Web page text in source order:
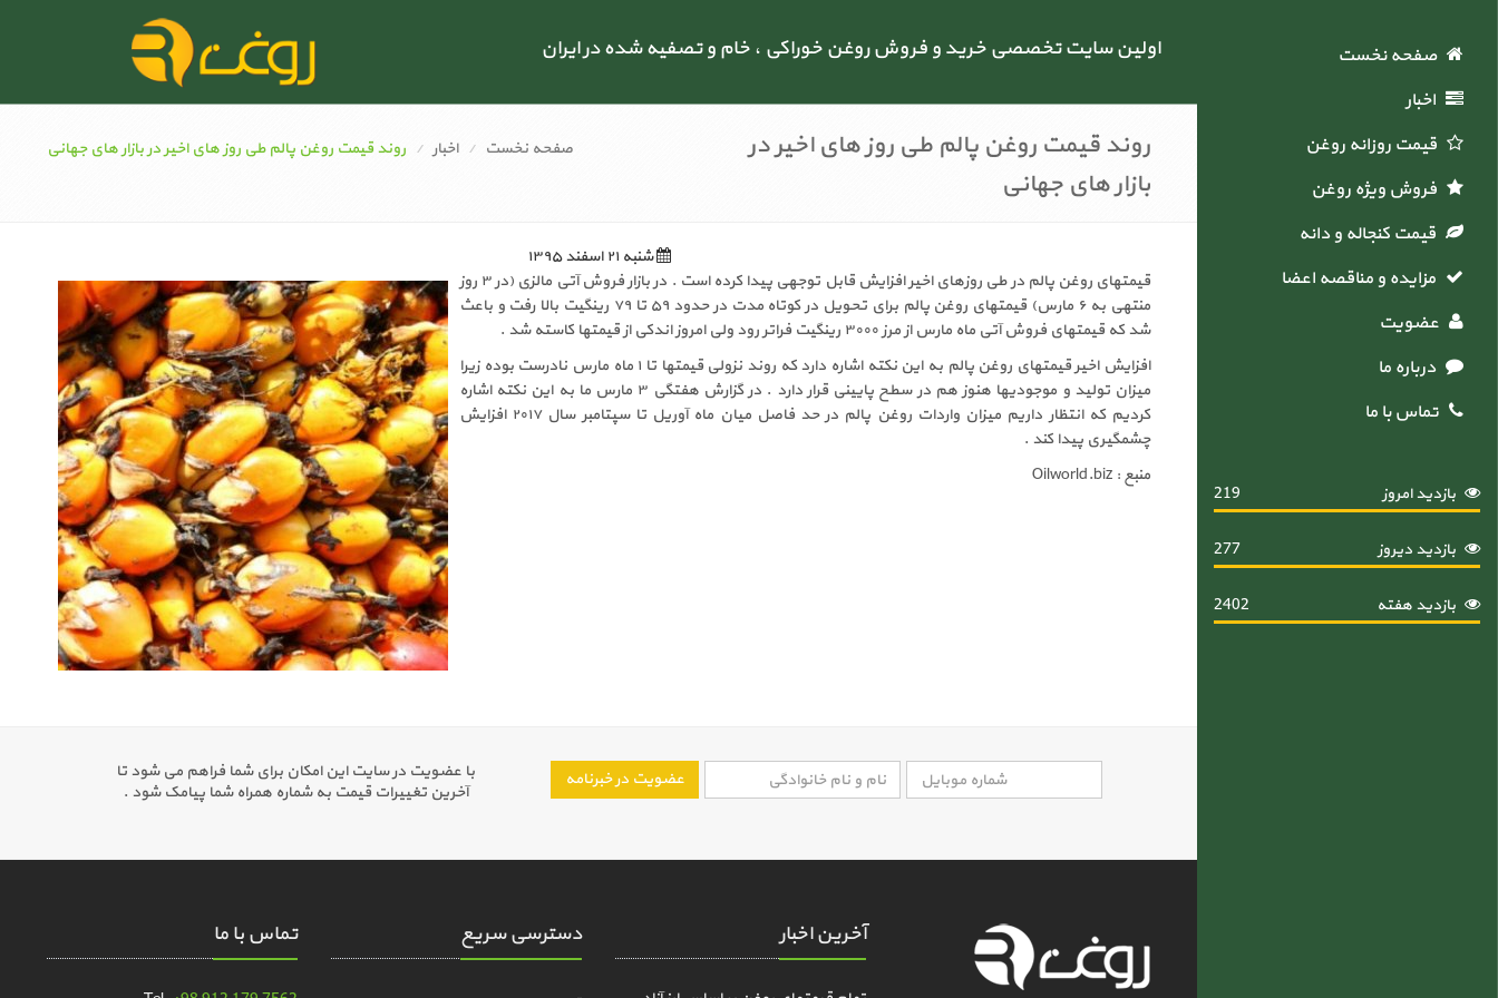
اولین سایت تخصصی خرید و فروش روغن خوراکی ، خام و تصفیه شده در ایران
صفحه نخست
اخبار
قیمت روزانه روغن
فروش ویژه روغن
قیمت کنجاله و دانه
مزایده و مناقصه اعضاء
عضویت
درباره ما
تماس با ما
بازدید امروز 219
بازدید دیروز 277
بازدید هفته 2402
روند قیمت روغن پالم طی روز های اخیر در
بازار های جهانی
صفحه نخست اخبار روند قیمت روغن پالم طی روز های اخیر در بازار های جهانی
شنبه ۲۱ اسفند ۱۳۹۵
قیمتهای روغن پالم در طی روزهای اخیر افزایش قابل توجهی پیدا کرده است . در بازار فروش آتی مالزی (در ۳ روز
منتهی به ۶ مارس) قیمتهای روغن پالم برای تحویل در کوتاه مدت در حدود ۵۹ تا ۷۹ رینگیت بالا رفت و باعث
شد که قیمتهای فروش آتی ماه مارس از مرز ۳۰۰۰ رینگیت فراتر رود ولی امروز اندکی از قیمتها کاسته شد .
افزایش اخیر قیمتهای روغن پالم به این نکته اشاره دارد که روند نزولی قیمتها تا ۱ ماه مارس نادرست بوده زیرا
میزان تولید و موجودیها هنوز هم در سطح پایینی قرار دارد . در گزارش هفتگی ۳ مارس ما به این نکته اشاره
کردیم که انتظار داریم میزان واردات روغن پالم در حد فاصل میان ماه آوریل تا سپتامبر سال ۲۰۱۷ افزایش
چشمگیری پیدا کند .
منبع : Oilworld.biz
عضویت در خبرنامه
با عضویت در سایت این امکان برای شما فراهم می شود تا
آخرین تغییرات قیمت به شماره همراه شما پیامک شود .
آخرین اخبار دسترسی سریع تماس با ما